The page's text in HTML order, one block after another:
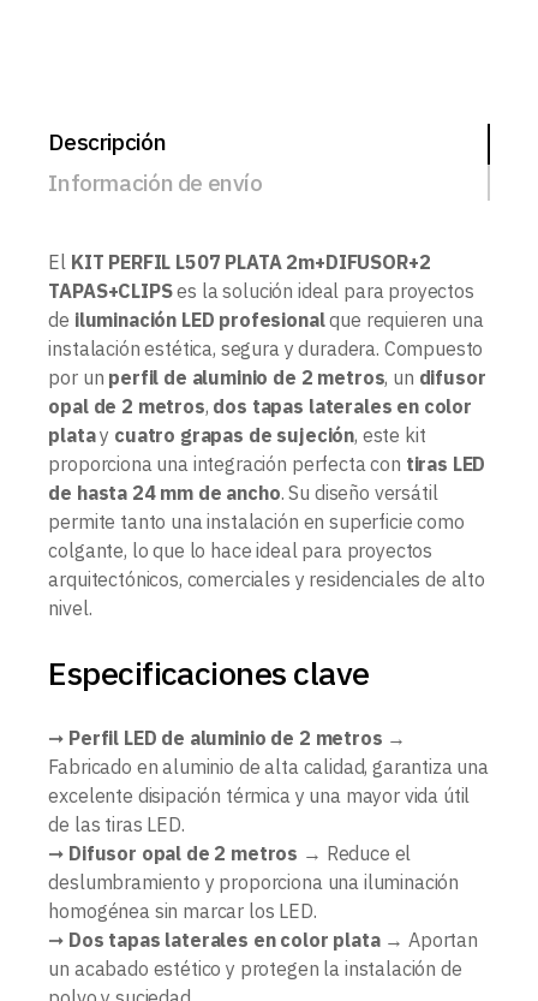
Descripción
Información de envío
El KIT PERFIL L507 PLATA 2m+DIFUSOR+2
TAPAS+CLIPSes la solución ideal para proyectos
de iluminación LED profesionalque requieren una
instalación estética, segura y duradera. Compuesto
por un perfil de aluminio de 2 metros, un difusor
opal de 2 metros, dos tapas laterales en color
platay cuatro grapas de sujeción, este kit
proporciona una integración perfecta con tiras LED
de hasta 24 mm de ancho. Su diseño versátil
permite tanto una instalación en superficie como
colgante, lo que lo hace ideal para proyectos
arquitectónicos, comerciales y residenciales de alto
nivel.
Especificaciones clave
➞ Perfil LED de aluminio de 2 metros →
Fabricado en aluminio de alta calidad, garantiza una
excelente disipación térmica y una mayor vida útil
de las tiras LED.
➞ Difusor opal de 2 metros → Reduce el
deslumbramiento y proporciona una iluminación
homogénea sin marcar los LED.
➞ Dos tapas laterales en color plata→ Aportan
un acabado estético y protegen la instalación de